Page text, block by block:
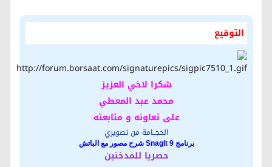
التوقيع
شكرا لاخي العزيز
محمد عبد المعطي
على تعاونه و متابعته
الحجــامة من تصويري
برنامج SnagIt 9 شرح مصور مع الباتش
حصريا للمدخنين